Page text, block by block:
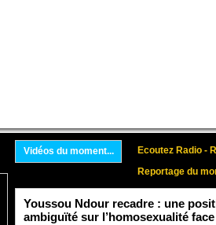
Vidéos du moment... Ecoutez Radio -
Reportage du
Youssou Ndour recadre : une
ambiguïté sur l’homosexualité